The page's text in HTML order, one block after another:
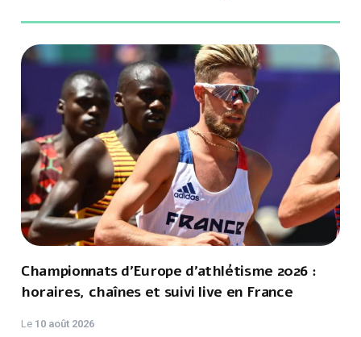
Championnats d’Europe d’athlétisme 2026 :
horaires, chaînes et suivi live en France
Le 10 août 2026